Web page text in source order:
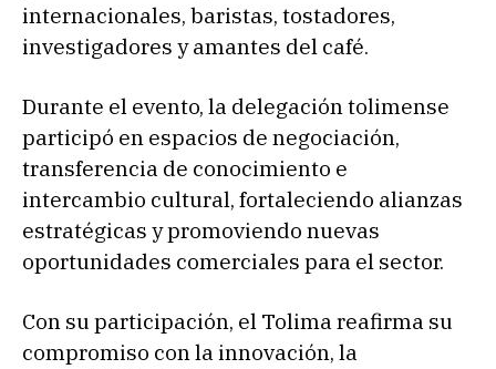
internacionales, baristas, tostadores,
investigadores y amantes del café.
Durante el evento, la delegación tolimense
participó en espacios de negociación,
transferencia de conocimiento e
intercambio cultural, fortaleciendo alianzas
estratégicas y promoviendo nuevas
oportunidades comerciales para el sector.
Con su participación, el Tolima reafirma su
compromiso con la innovación, la